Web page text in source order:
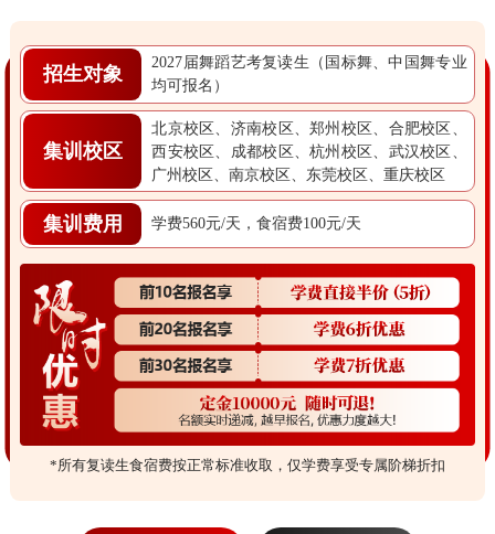
招生对象
2027届舞蹈艺考复读生（国标舞、中国舞专业
均可报名）
集训校区
北京校区、济南校区、郑州校区、合肥校区、
西安校区、成都校区、杭州校区、武汉校区、
广州校区、南京校区、东莞校区、重庆校区
集训费用 学费560元/天，食宿费100元/天
*所有复读生食宿费按正常标准收取，仅学费享受专属阶梯折扣